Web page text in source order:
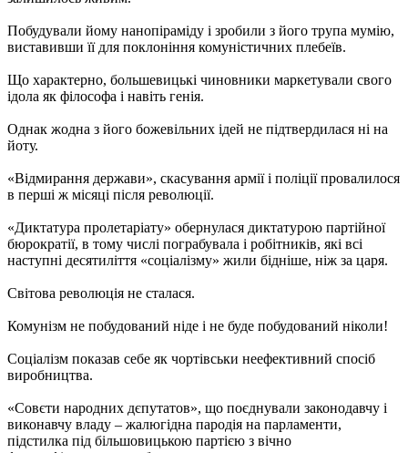
Побудували йому нанопіраміду і зробили з його трупа мумію,
виставивши її для поклоніння комуністичних плебеїв.
Що характерно, большевицькі чиновники маркетували свого
ідола як філософа і навіть генія.
Однак жодна з його божевільних ідей не підтвердилася ні на
йоту.
«Відмирання держави», скасування армії і поліції провалилося
в перші ж місяці після революції.
«Диктатура пролетаріату» обернулася диктатурою партійної
бюрократії, в тому числі пограбувала і робітників, які всі
наступні десятиліття «соціалізму» жили бідніше, ніж за царя.
Світова революція не сталася.
Комунізм не побудований ніде і не буде побудований ніколи!
Соціалізм показав себе як чортівськи неефективний спосіб
виробництва.
«Совєти народних дєпутатов», що поєднували законодавчу і
виконавчу владу – жалюгідна пародія на парламенти,
підстилка під більшовицькою партією з вічно